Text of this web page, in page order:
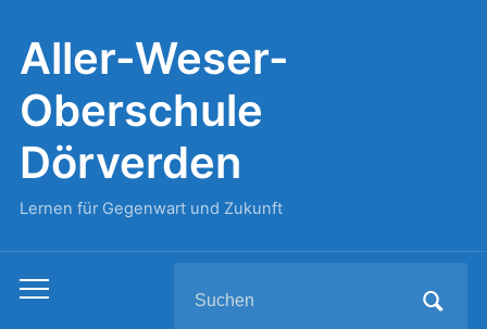
Aller-Weser-
Oberschule
Dörverden
Lernen für Gegenwart und Zukunft
Toggle
for: